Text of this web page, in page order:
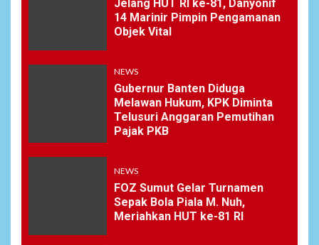
Jelang HUT RI ke-81, Danyonif
14 Marinir Pimpin Pengamanan
Objek Vital
NEWS
Gubernur Banten Diduga
Melawan Hukum, KPK Diminta
Telusuri Anggaran Pemutihan
Pajak PKB
NEWS
FOZ Sumut Gelar Turnamen
Sepak Bola Piala M. Nuh,
Meriahkan HUT ke-81 RI